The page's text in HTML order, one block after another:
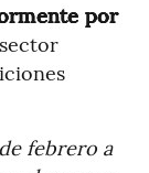
por
febrero a